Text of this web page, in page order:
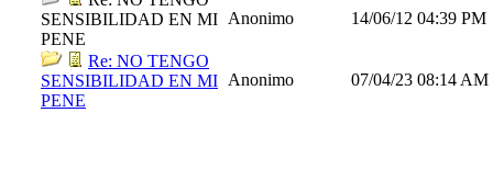
SENSIBILIDAD EN MI
PENE
Anonimo 14/06/12 04:39 PM
Re: NO TENGO
SENSIBILIDAD EN MI
PENE
Anonimo 07/04/23 08:14 AM